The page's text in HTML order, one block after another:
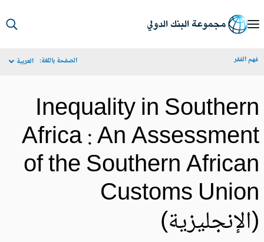
الفقر الصفحة باللغة: العربية
Inequality in
Africa : An
of the Southern
Customs